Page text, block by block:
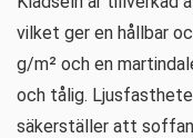
vilket ger en hållbar
g/m² och en
och tålig.
säkerställer att